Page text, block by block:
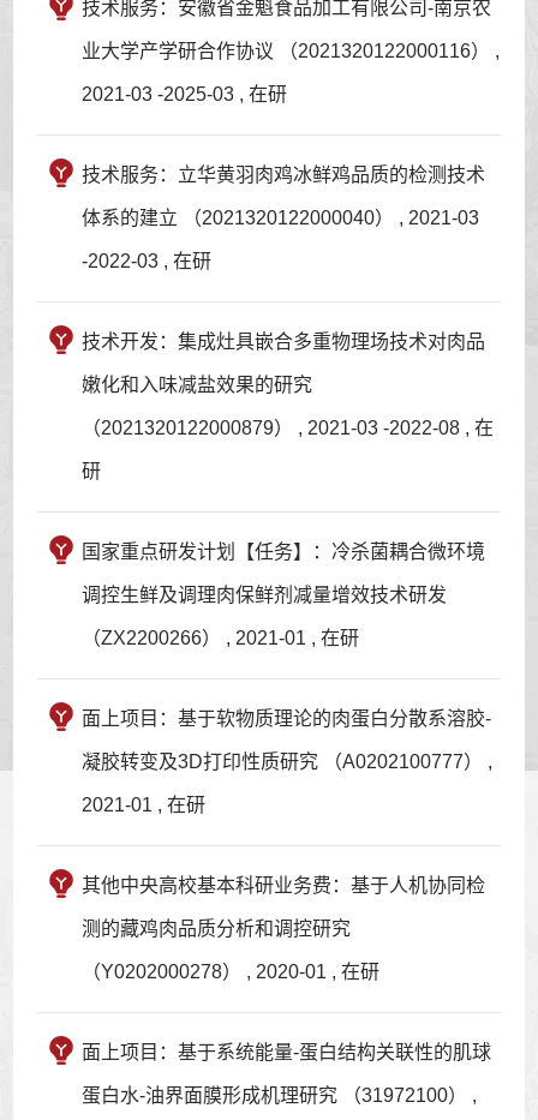
技术服务：安徽省金魁食品加工有限公司-南京农
业大学产学研合作协议 （2021320122000116） ,
2021-03 -2025-03 , 在研
技术服务：立华黄羽肉鸡冰鲜鸡品质的检测技术
体系的建立 （2021320122000040） , 2021-03
-2022-03 , 在研
技术开发：集成灶具嵌合多重物理场技术对肉品
嫩化和入味减盐效果的研究
（2021320122000879） , 2021-03 -2022-08 , 在
研
国家重点研发计划【任务】：冷杀菌耦合微环境
调控生鲜及调理肉保鲜剂减量增效技术研发
（ZX2200266） , 2021-01 , 在研
面上项目：基于软物质理论的肉蛋白分散系溶胶-
凝胶转变及3D打印性质研究 （A0202100777） ,
2021-01 , 在研
其他中央高校基本科研业务费：基于人机协同检
测的藏鸡肉品质分析和调控研究
（Y0202000278） , 2020-01 , 在研
面上项目：基于系统能量-蛋白结构关联性的肌球
蛋白水-油界面膜形成机理研究 （31972100） ,